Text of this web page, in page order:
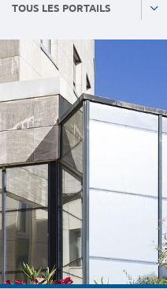
TOUS LES PORTAILS